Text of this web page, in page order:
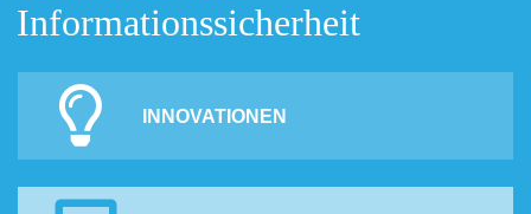
Informationssicherheit
INNOVATIONEN